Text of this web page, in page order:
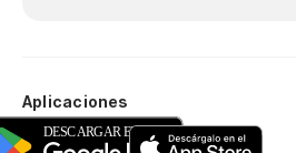
Aplicaciones